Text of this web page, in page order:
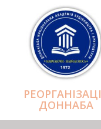
ДОННАБА